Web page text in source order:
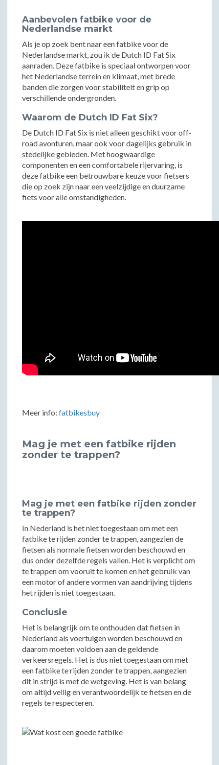
Aanbevolen fatbike voor de
Nederlandse markt
Als je op zoek bent naar een fatbike voor de
Nederlandse markt, zou ik de Dutch ID Fat Six
aanraden. Deze fatbike is speciaal ontworpen voor
het Nederlandse terrein en klimaat, met brede
banden die zorgen voor stabiliteit en grip op
verschillende ondergronden.
Waarom de Dutch ID Fat Six?
De Dutch ID Fat Six is niet alleen geschikt voor off-
road avonturen, maar ook voor dagelijks gebruik in
stedelijke gebieden. Met hoogwaardige
componenten en een comfortabele rijervaring, is
deze fatbike een betrouwbare keuze voor fietsers
die op zoek zijn naar een veelzijdige en duurzame
fiets voor alle omstandigheden.
Meer info: fatbikesbuy
Mag je met een fatbike rijden
zonder te trappen?
Mag je met een fatbike rijden zonder
te trappen?
In Nederland is het niet toegestaan om met een
fatbike te rijden zonder te trappen, aangezien de
fietsen als normale fietsen worden beschouwd en
dus onder dezelfde regels vallen. Het is verplicht om
te trappen om vooruit te komen en het gebruik van
een motor of andere vormen van aandrijving tijdens
het rijden is niet toegestaan.
Conclusie
Het is belangrijk om te onthouden dat fietsen in
Nederland als voertuigen worden beschouwd en
daarom moeten voldoen aan de geldende
verkeersregels. Het is dus niet toegestaan om met
een fatbike te rijden zonder te trappen, aangezien
dit in strijd is met de wetgeving. Het is van belang
om altijd veilig en verantwoordelijk te fietsen en de
regels te respecteren.